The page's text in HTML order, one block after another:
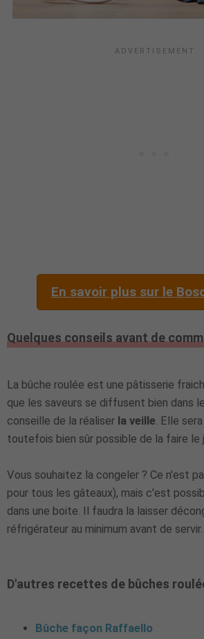
En savoir plus sur le
Quelques conseils avant de
La bûche roulée est une pâtisserie
que les saveurs se diffusent bien dans
conseille de la réaliser la veille. Elle
toutefois bien sûr possible de la faire le
Vous souhaitez la congeler ? Ce n'est
pour tous les gâteaux), mais c'est
dans une boite. Il faudra la laisser
réfrigérateur au minimum avant de servir.
D'autres recettes de bûches
Bûche façon Raffaello